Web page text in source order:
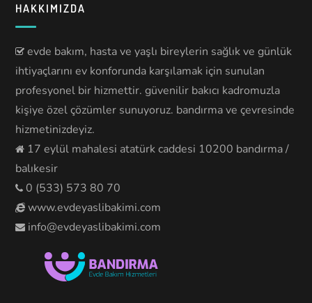
HAKKIMIZDA
evde bakım, hasta ve yaşlı bireylerin sağlık ve günlük
ihtiyaçlarını ev konforunda karşılamak için sunulan
profesyonel bir hizmettir. güvenilir bakıcı kadromuzla
kişiye özel çözümler sunuyoruz. bandırma ve çevresinde
hizmetinizdeyiz.
17 eylül mahalesi atatürk caddesi 10200 bandırma /
balıkesir
0 (533) 573 80 70
www.evdeyaslibakimi.com
info@evdeyaslibakimi.com